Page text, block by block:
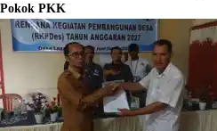
Pokok PKK